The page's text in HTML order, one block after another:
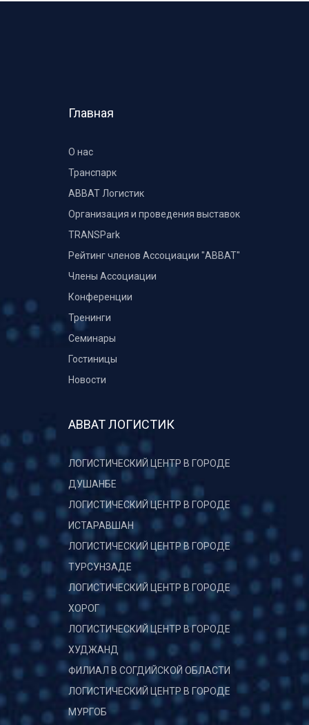
Главная
О нас
Транспарк
ABBAT Логистик
Организация и проведения выставок
TRANSPark
Рейтинг членов Ассоциации "АВВАТ"
Члены Ассоциации
Конференции
Тренинги
Семинары
Гостиницы
Новости
АВВАТ ЛОГИСТИК
ЛОГИСТИЧЕСКИЙ ЦЕНТР В ГОРОДЕ
ДУШАНБЕ
ЛОГИСТИЧЕСКИЙ ЦЕНТР В ГОРОДЕ
ИСТАРАВШАН
ЛОГИСТИЧЕСКИЙ ЦЕНТР В ГОРОДЕ
ТУРСУНЗАДЕ
ЛОГИСТИЧЕСКИЙ ЦЕНТР В ГОРОДЕ
ХОРОГ
ЛОГИСТИЧЕСКИЙ ЦЕНТР В ГОРОДЕ
ХУДЖАНД
ФИЛИАЛ В СОГДИЙСКОЙ ОБЛАСТИ
ЛОГИСТИЧЕСКИЙ ЦЕНТР В ГОРОДЕ
МУРГОБ